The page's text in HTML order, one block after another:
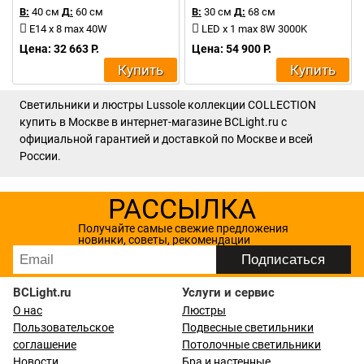
В: 40 см Д: 60 см
E14 x 8 max 40W
Цена: 32 663 Р.
Купить
В: 30 см Д: 68 см
LED x 1 max 8W 3000K
Цена: 54 900 Р.
Купить
Светильники и люстры Lussole коллекции COLLECTION
купить в Москве в интернет-магазине BCLight.ru с
официальной гарантией и доставкой по Москве и всей
России.
РАССЫЛКА
Получайте самые свежие предложения
новинки, советы, рекомендации
BCLight.ru
О нас
Пользовательское
соглашение
Услуги и сервис
Люстры
Подвесные светильники
Потолочные светильники